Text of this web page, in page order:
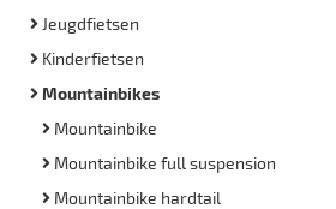
Jeugdfietsen
Kinderfietsen
Mountainbikes
Mountainbike
Mountainbike full suspension
Mountainbike hardtail